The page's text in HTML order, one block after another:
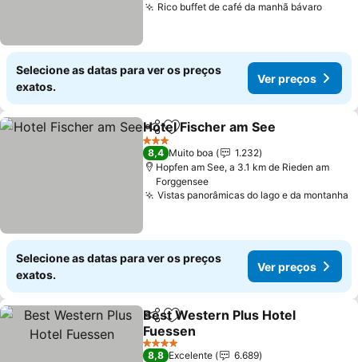
Rico buffet de café da manhã bávaro
Selecione as datas para ver os preços
exatos.
Ver preços
PartilharAdicionar aos favoritos
Hotel Fischer am See
3 Estrelas
8,4 Muito boa
1.232
Hopfen am See, a 3.1 km de Rieden am
Forggensee
Vistas panorâmicas do lago e da montanha
Selecione as datas para ver os preços
exatos.
Ver preços
PartilharAdicionar aos favoritos
Best Western Plus Hotel
Fuessen
4 Estrelas
8,8 Excelente
6.689